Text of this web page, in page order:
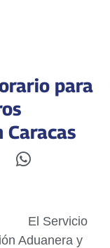
para
Caracas
El Servicio
Aduanera y